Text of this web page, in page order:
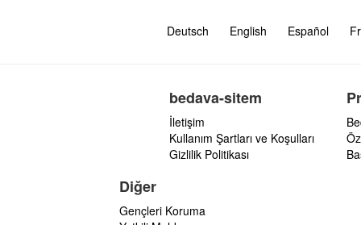
Deutsch English Español
bedava-sitem
İletişim
Kullanım Şartları ve Koşulları
Gizlilik Politikası
Diğer
Gençleri Koruma